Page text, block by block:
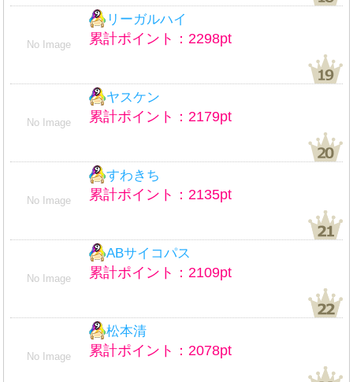
No Image
リーガルハイ
累計ポイント：2298pt
No Image
ヤスケン
累計ポイント：2179pt
No Image
すわきち
累計ポイント：2135pt
No Image
ABサイコパス
累計ポイント：2109pt
No Image
松本清
累計ポイント：2078pt